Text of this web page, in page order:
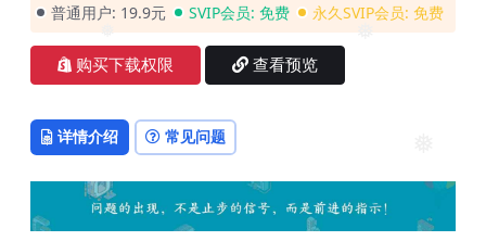
❅
❅
普通用户: 19.9元 SVIP会员: 免费 永久SVIP会员: 免费
购买下载权限 查看预览
详情介绍 常见问题